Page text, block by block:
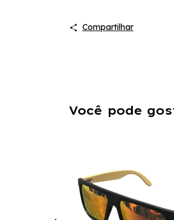
Compartilhar
Você pode